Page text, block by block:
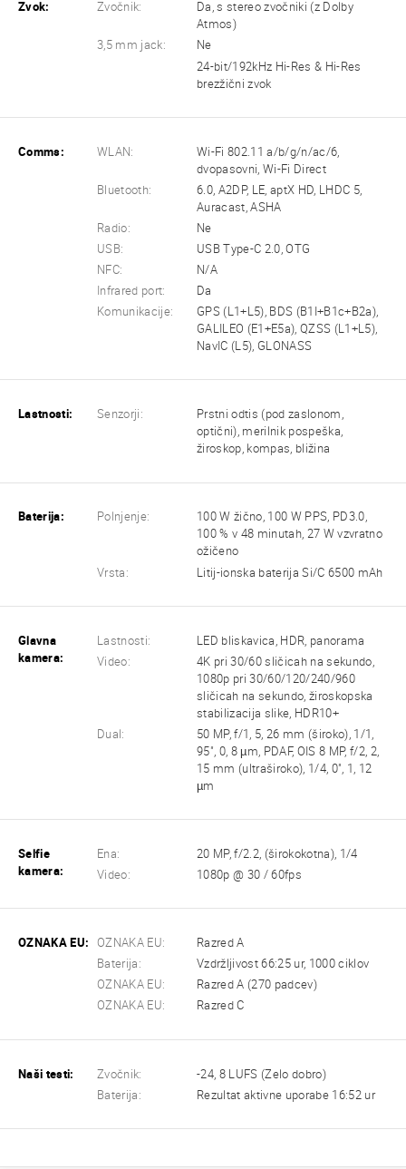
Zvok: Zvočnik:
Da, s stereo zvočniki (z Dolby
Atmos)
3,5 mm jack:
Ne
24-bit/192kHz Hi-Res & Hi-Res
brezžični zvok
Comms: WLAN:
Wi-Fi 802.11 a/b/g/n/ac/6,
dvopasovni, Wi-Fi Direct
Bluetooth:
6.0, A2DP, LE, aptX HD, LHDC 5,
Auracast, ASHA
Radio:
Ne
USB:
USB Type-C 2.0, OTG
NFC:
N/A
Infrared port:
Da
Komunikacije:
GPS (L1+L5), BDS (B1I+B1c+B2a),
GALILEO (E1+E5a), QZSS (L1+L5),
NavIC (L5), GLONASS
Lastnosti: Senzorji:
Prstni odtis (pod zaslonom,
optični), merilnik pospeška,
žiroskop, kompas, bližina
Baterija: Polnjenje:
100 W žično, 100 W PPS, PD3.0,
100 % v 48 minutah, 27 W vzvratno
ožičeno
Vrsta:
Litij-ionska baterija Si/C 6500 mAh
Glavna
kamera:
Lastnosti:
LED bliskavica, HDR, panorama
Video:
4K pri 30/60 sličicah na sekundo,
1080p pri 30/60/120/240/960
sličicah na sekundo, žiroskopska
stabilizacija slike, HDR10+
Dual:
50 MP, f/1, 5, 26 mm (široko), 1/1,
95", 0, 8 µm, PDAF, OIS 8 MP, f/2, 2,
15 mm (ultraširoko), 1/4, 0", 1, 12
µm
Selfie
kamera:
Ena:
20 MP, f/2.2, (širokokotna), 1/4
Video:
1080p @ 30 / 60fps
OZNAKA EU: OZNAKA EU:
Razred A
Baterija:
Vzdržljivost 66:25 ur, 1000 ciklov
OZNAKA EU:
Razred A (270 padcev)
OZNAKA EU:
Razred C
Naši testi: Zvočnik:
-24, 8 LUFS (Zelo dobro)
Baterija:
Rezultat aktivne uporabe 16:52 ur